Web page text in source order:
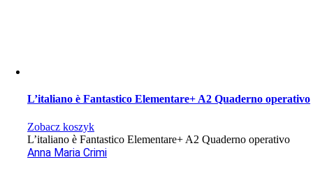
L’italiano è Fantastico Elementare+ A2 Quaderno operativo
Zobacz koszyk
L’italiano è Fantastico Elementare+ A2 Quaderno operativo
Anna Maria Crimi